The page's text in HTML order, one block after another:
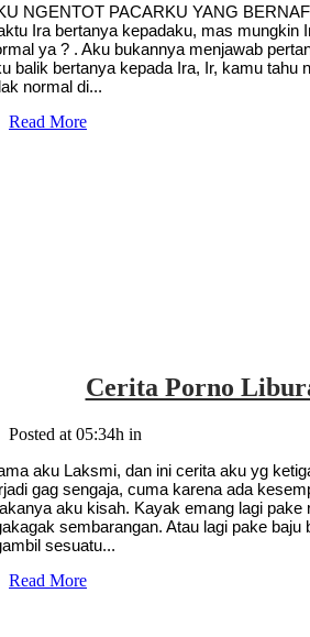
NGENTOT PACARKU YANG
Ira bertanya kepadaku, mas mungkin
ya ? . Aku bukannya menjawab
balik bertanya kepada Ira, Ir, kamu tahu
normal di...
Read More
Cerita Porno
Posted at 05:34h in
aku Laksmi, dan ini cerita aku yg
gag sengaja, cuma karena ada
aku kisah. Kayak emang lagi
sembarangan. Atau lagi pake baju
sesuatu...
Read More